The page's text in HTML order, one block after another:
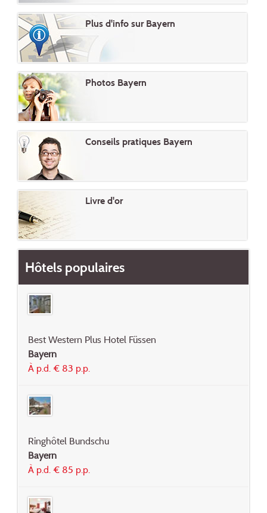
Plus d'info sur Bayern
Photos Bayern
Conseils pratiques Bayern
Livre d'or
Hôtels populaires
Best Western Plus Hotel Füssen
Bayern
À p.d. € 83 p.p.
Ringhôtel Bundschu
Bayern
À p.d. € 85 p.p.